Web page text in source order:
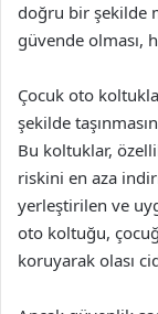
doğru bir şekilde
güvende olması,
Çocuk oto
şekilde
Bu koltuklar,
riskini en aza
yerleştirilen ve
oto koltuğu,
koruyarak olası